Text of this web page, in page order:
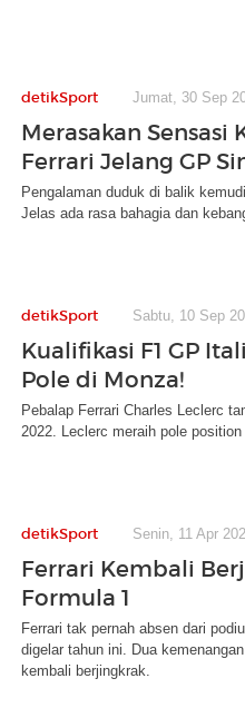
detikSport Jumat, 30 Sep
Merasakan Sensasi
Ferrari Jelang GP
Pengalaman duduk di balik
Jelas ada rasa bahagia dan
detikSport Sabtu, 10 Sep
Kualifikasi F1 GP
Pole di Monza!
Pebalap Ferrari Charles Leclerc
2022. Leclerc meraih pole
detikSport Senin, 11 Apr
Ferrari Kembali
Formula 1
Ferrari tak pernah absen dari
digelar tahun ini. Dua
kembali berjingkrak.